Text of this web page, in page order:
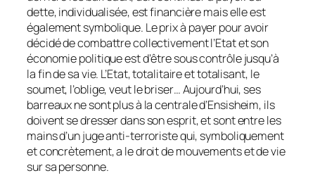
dette, individualisée, est financière mais elle est
également symbolique. Le prix à payer pour avoir
décidé de combattre collectivement l’Etat et son
économie politique est d’être sous contrôle jusqu’à
la fin de sa vie. L’Etat, totalitaire et totalisant, le
soumet, l’oblige, veut le briser… Aujourd’hui, ses
barreaux ne sont plus à la centrale d’Ensisheim, ils
doivent se dresser dans son esprit, et sont entre les
mains d’un juge anti-terroriste qui, symboliquement
et concrètement, a le droit de mouvements et de vie
sur sa personne.